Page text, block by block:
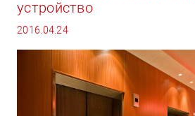
устройство
2016.04.24